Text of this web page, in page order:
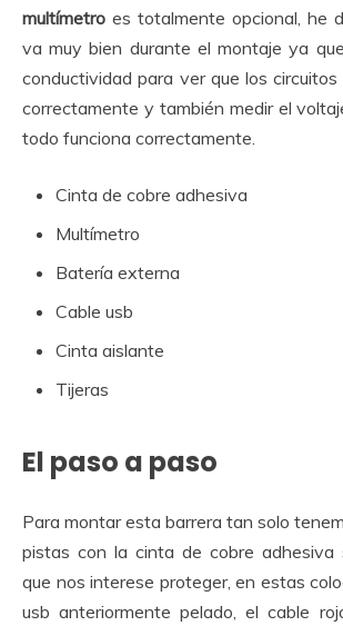
multímetro es totalmente opcional, he
va muy bien durante el montaje ya
conductividad para ver que los
correctamente y también medir el
todo funciona correctamente.
Cinta de cobre adhesiva
Multímetro
Batería externa
Cable usb
Cinta aislante
Tijeras
El paso a paso
Para montar esta barrera tan solo
pistas con la cinta de cobre adhesiva
que nos interese proteger, en estas
usb anteriormente pelado, el cable